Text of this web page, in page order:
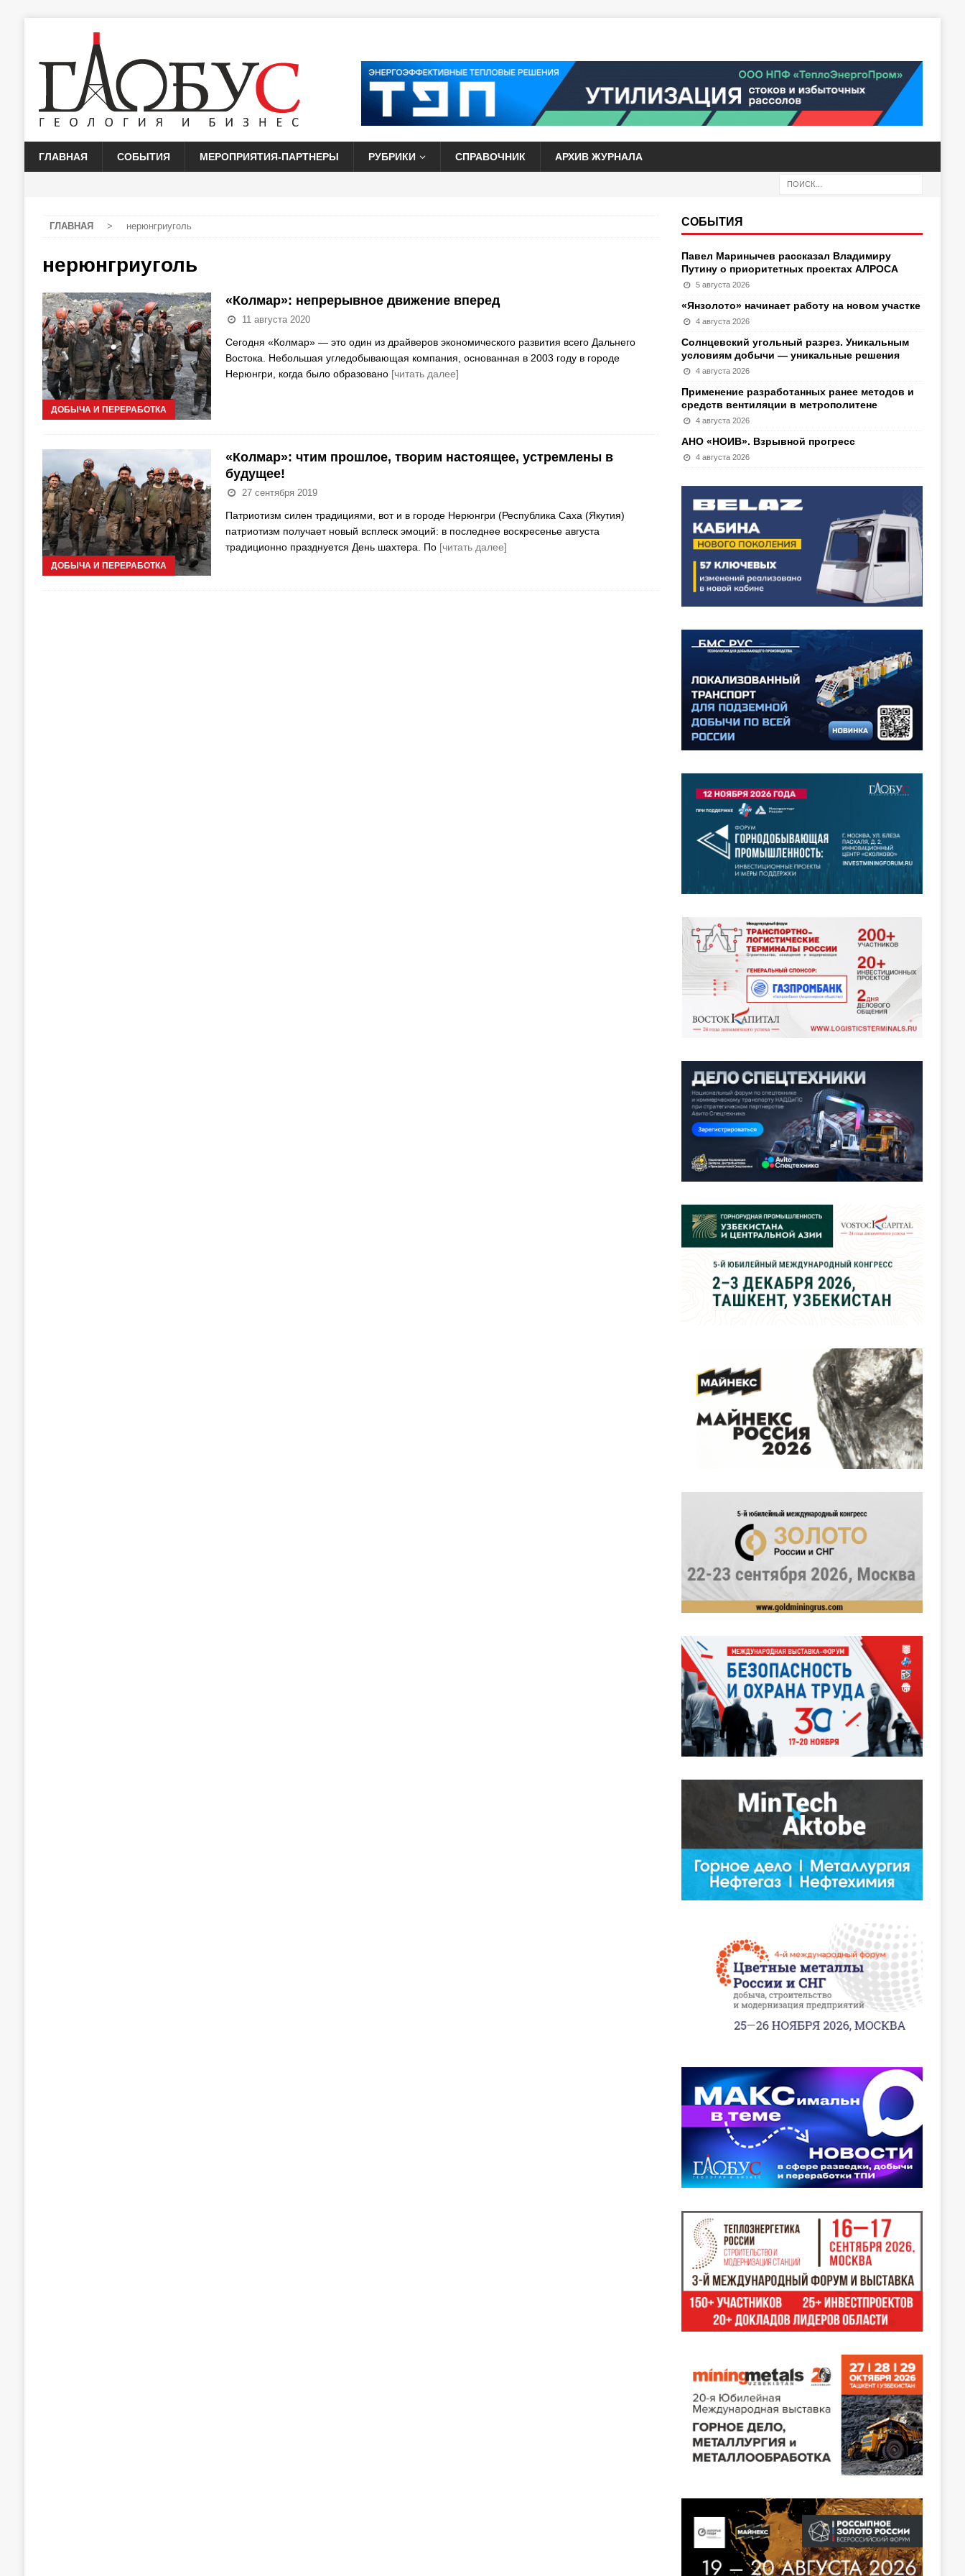
ГЛАВНАЯ СОБЫТИЯ МЕРОПРИЯТИЯ-ПАРТНЕРЫ РУБРИКИ СПРАВОЧНИК АРХИВ ЖУРНАЛА
ГЛАВНАЯ > нерюнгриуголь
нерюнгриуголь
ДОБЫЧА И ПЕРЕРАБОТКА
«Колмар»: непрерывное движение вперед
11 августа 2020
Сегодня «Колмар» — это один из драйверов экономического развития всего Дальнего
Востока. Небольшая угледобывающая компания, основанная в 2003 году в городе
Нерюнгри, когда было образовано [читать далее]
ДОБЫЧА И ПЕРЕРАБОТКА
«Колмар»: чтим прошлое, творим настоящее, устремлены в
будущее!
27 сентября 2019
Патриотизм силен традициями, вот и в городе Нерюнгри (Республика Саха (Якутия)
патриотизм получает новый всплеск эмоций: в последнее воскресенье августа
традиционно празднуется День шахтера. По [читать далее]
СОБЫТИЯ
Павел Маринычев рассказал Владимиру
Путину о приоритетных проектах АЛРОСА
5 августа 2026
«Янзолото» начинает работу на новом участке
4 августа 2026
Солнцевский угольный разрез. Уникальным
условиям добычи — уникальные решения
4 августа 2026
Применение разработанных ранее методов и
средств вентиляции в метрополитене
4 августа 2026
АНО «НОИВ». Взрывной прогресс
4 августа 2026